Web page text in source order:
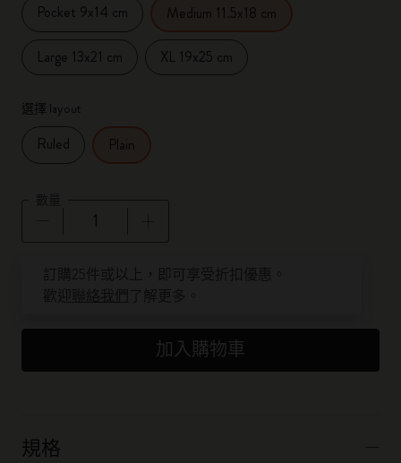
Pocket 9x14 cm Medium 11.5x18 cm
Large 13x21 cm XL 19x25 cm
選擇 layout
Ruled Plain
加入購物車
規格